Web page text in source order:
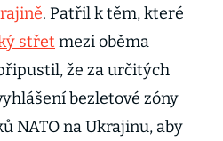
. Patřil k těm, které
střet mezi oběma
že za určitých
bezletové zóny
NATO na Ukrajinu, aby